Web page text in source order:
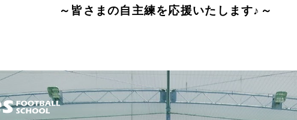
～皆さまの自主練を応援いたします♪～